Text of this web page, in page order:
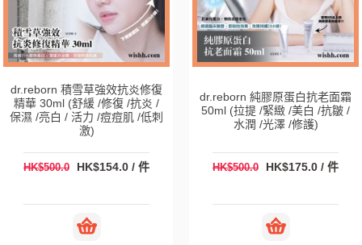
dr.reborn 積雪草強效抗炎修復
精華 30ml (舒緩 /修復 /抗炎 /
保濕 /亮白 / 活力 /痘痘肌 /低刺
激)
HK$500.0 HK$154.0 / 件
dr.reborn 純膠原蛋白抗老面霜
50ml (拉提 /緊緻 /美白 /抗皺 /
水潤 /光澤 /修護)
HK$500.0 HK$175.0 / 件